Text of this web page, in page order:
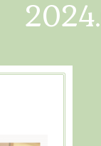
2024.